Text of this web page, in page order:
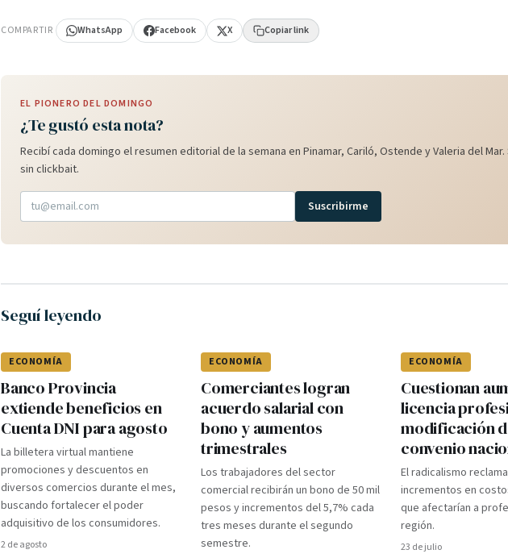
COMPARTIR WhatsApp Facebook X Copiar link
EL PIONERO DEL DOMINGO
¿Te gustó esta nota?
Recibí cada domingo el resumen editorial de la semana en Pinamar, Cariló, Ostende y Valeria del Mar.
sin clickbait.
Suscribirme
Seguí leyendo
ECONOMÍA
Banco Provincia
extiende beneficios en
Cuenta DNI para agosto
La billetera virtual mantiene
promociones y descuentos en
diversos comercios durante el mes,
buscando fortalecer el poder
adquisitivo de los consumidores.
2 de agosto
ECONOMÍA
Comerciantes logran
acuerdo salarial con
bono y aumentos
trimestrales
Los trabajadores del sector
comercial recibirán un bono de 50 mil
pesos y incrementos del 5,7% cada
tres meses durante el segundo
semestre.
ECONOMÍA
Cuestionan
licencia
modificación
convenio
El radicalismo
incrementos en
que afectarían a
región.
23 de julio